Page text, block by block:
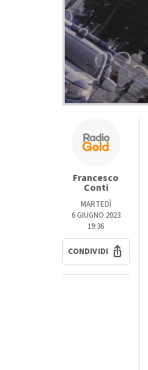
Francesco
Conti
MARTEDÌ
6 GIUGNO 2023
19:36
CONDIVIDI